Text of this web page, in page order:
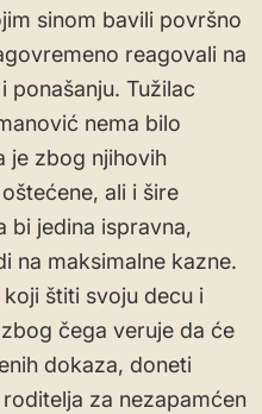
sinom bavili površno
reagovali na
ponašanju. Tužilac
nema bilo
je zbog njihovih
ali i šire
bi jedina ispravna,
na maksimalne kazne.
štiti svoju decu i
čega veruje da će
dokaza, doneti
za nezapamćen